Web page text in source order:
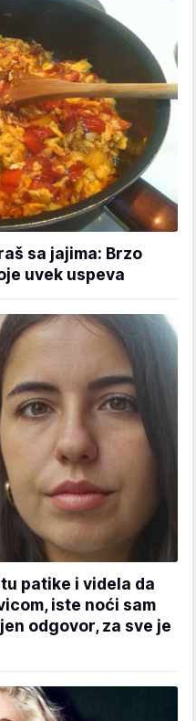
sa jajima: Brzo
uvek uspeva
patike i videla da
iste noći sam
odgovor, za sve je